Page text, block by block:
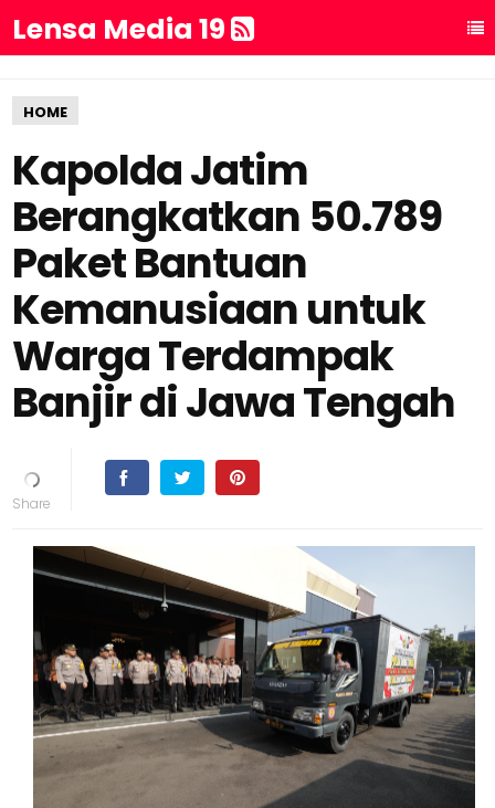
Lensa Media 19
HOME
Kapolda Jatim
Berangkatkan 50.789
Paket Bantuan
Kemanusiaan untuk
Warga Terdampak
Banjir di Jawa Tengah